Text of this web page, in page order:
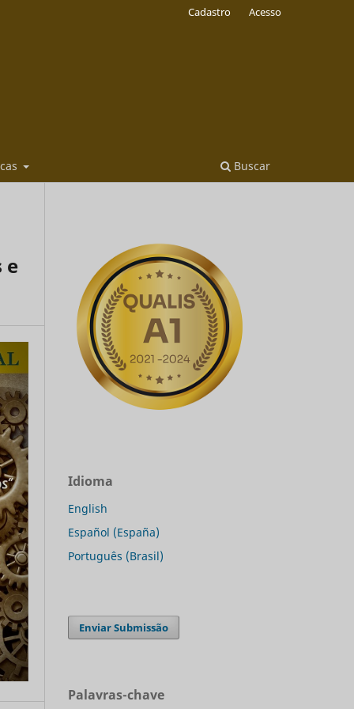
Buscar
Cadastro Acesso
e
Idioma
English
Español (España)
Português (Brasil)
Enviar Submissão
Palavras-chave